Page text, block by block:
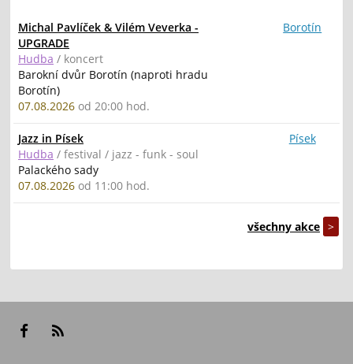
Michal Pavlíček & Vilém Veverka -
UPGRADE
Hudba / koncert
Barokní dvůr Borotín (naproti hradu
Borotín)
07.08.2026 od 20:00 hod.
Borotín
Jazz in Písek
Hudba / festival / jazz - funk - soul
Palackého sady
07.08.2026 od 11:00 hod.
Písek
všechny akce >